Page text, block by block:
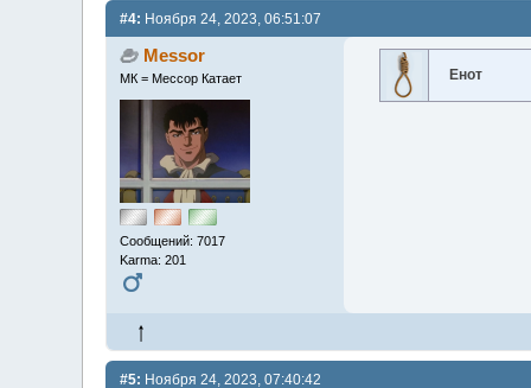
#4: Ноября 24, 2023, 06:51:07
Messor
МК = Мессор Катает
Сообщений: 7017
Karma: 201
Енот
#5: Ноября 24, 2023, 07:40:42